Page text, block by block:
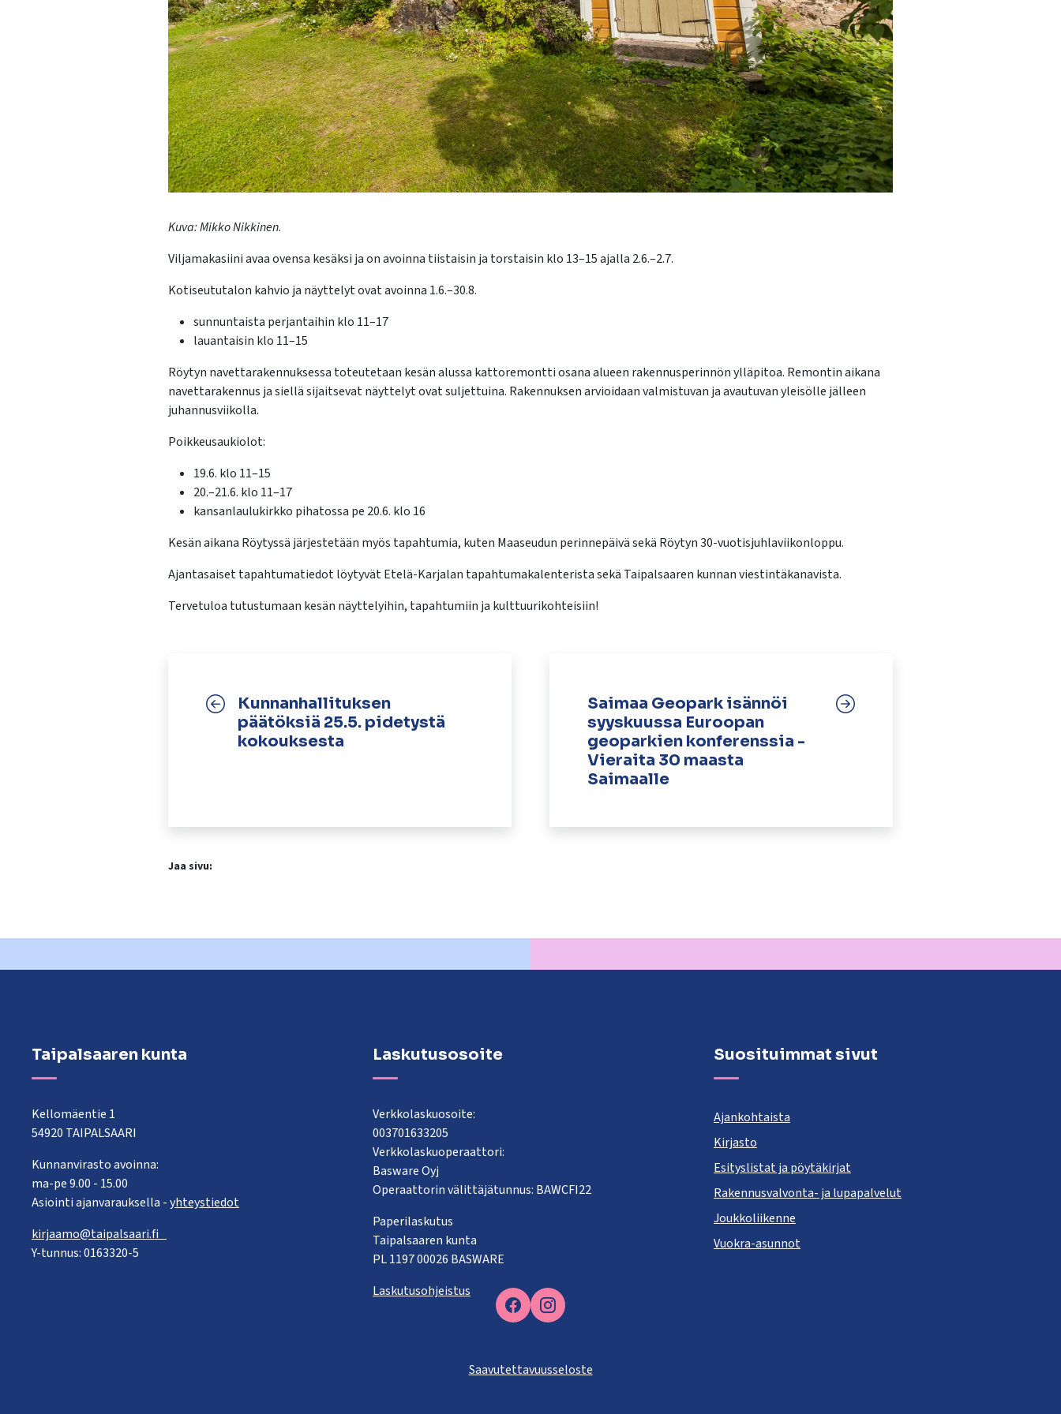
Kuva: Mikko Nikkinen.
Viljamakasiini avaa ovensa kesäksi ja on avoinna tiistaisin ja torstaisin klo 13–15 ajalla 2.6.–2.7.
Kotiseututalon kahvio ja näyttelyt ovat avoinna 1.6.–30.8.
sunnuntaista perjantaihin klo 11–17
lauantaisin klo 11–15
Röytyn navettarakennuksessa toteutetaan kesän alussa kattoremontti osana alueen rakennusperinnön ylläpitoa. Remontin aikana
navettarakennus ja siellä sijaitsevat näyttelyt ovat suljettuina. Rakennuksen arvioidaan valmistuvan ja avautuvan yleisölle jälleen
juhannusviikolla.
Poikkeusaukiolot:
19.6. klo 11–15
20.–21.6. klo 11–17
kansanlaulukirkko pihatossa pe 20.6. klo 16
Kesän aikana Röytyssä järjestetään myös tapahtumia, kuten Maaseudun perinnepäivä sekä Röytyn 30-vuotisjuhlaviikonloppu.
Ajantasaiset tapahtumatiedot löytyvät Etelä-Karjalan tapahtumakalenterista sekä Taipalsaaren kunnan viestintäkanavista.
Tervetuloa tutustumaan kesän näyttelyihin, tapahtumiin ja kulttuurikohteisiin!
Kunnanhallituksen
päätöksiä 25.5. pidetystä
kokouksesta
Saimaa Geopark isännöi
syyskuussa Euroopan
geoparkien konferenssia -
Vieraita 30 maasta
Saimaalle
Jaa sivu:
Facebook
Taipalsaaren kunta
Kellomäentie 1
54920 TAIPALSAARI
Kunnanvirasto avoinna:
ma-pe 9.00 - 15.00
Asiointi ajanvarauksella -yhteystiedot
kirjaamo@taipalsaari.fi
Y-tunnus: 0163320-5
Laskutusosoite
Verkkolaskuosoite:
003701633205
Verkkolaskuoperaattori:
Basware Oyj
Operaattorin välittäjätunnus: BAWCFI22
Paperilaskutus
Taipalsaaren kunta
PL 1197 00026 BASWARE
Laskutusohjeistus
Suosituimmat sivut
Ajankohtaista
Kirjasto
Esityslistat ja pöytäkirjat
Rakennusvalvonta- ja lupapalvelut
Joukkoliikenne
Vuokra-asunnot
Saavutettavuusseloste